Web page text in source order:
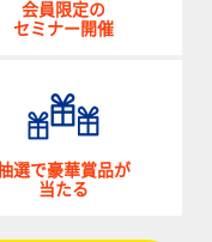
会員限定の
セミナー開催
選で豪華賞品が
当たる